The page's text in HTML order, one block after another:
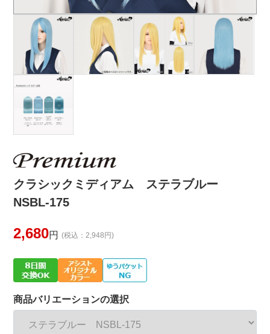
クラシックミディアム ステラブルー
NSBL-175
2,680円 (税込：2,948円)
商品バリエーションの選択